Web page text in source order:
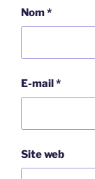
Nom*
E-mail*
Site web